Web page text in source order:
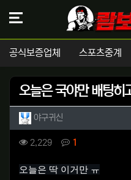
공식보증업체 스포츠중계
오늘은 국야만 배팅히
작성자 정보
야구귀신
컨텐츠 정보
2,229조회 1
본문
오늘은 딱 이거만 ㅠ